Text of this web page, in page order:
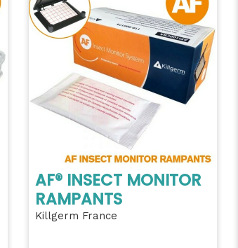
AF® INSECT MONITOR
RAMPANTS
Killgerm France